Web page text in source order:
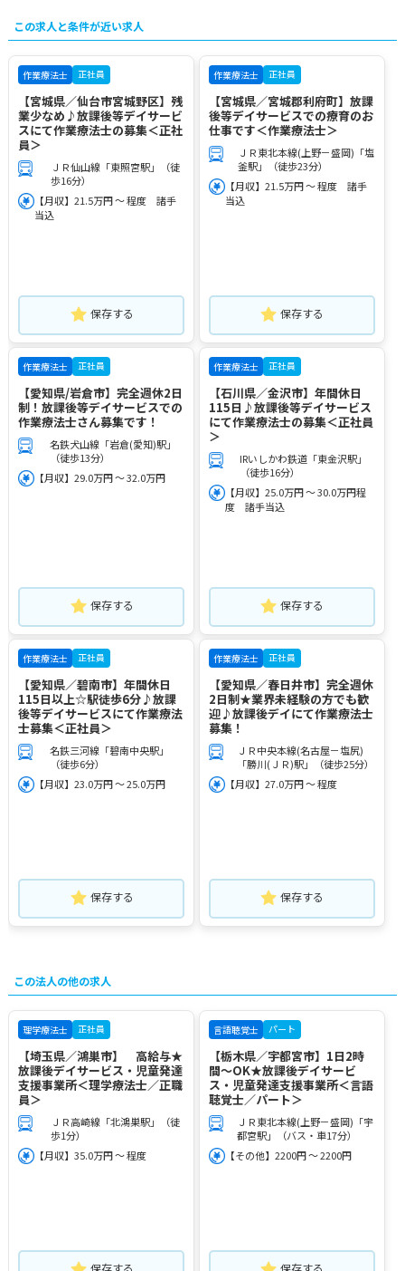
この求人と条件が近い求人
作業療法士 正社員
【宮城県／仙台市宮城野区】残
業少なめ♪放課後等デイサービ
スにて作業療法士の募集＜正社
員＞
ＪＲ仙山線「東照宮駅」（徒
歩16分）
【月収】21.5万円 ～ 程度 諸手
当込
保存する
作業療法士 正社員
【宮城県／宮城郡利府町】放課
後等デイサービスでの療育のお
仕事です＜作業療法士＞
ＪＲ東北本線(上野－盛岡)「塩
釜駅」（徒歩23分）
【月収】21.5万円 ～ 程度 諸手
当込
保存する
作業療法士 正社員
【愛知県/岩倉市】完全週休2日
制！放課後等デイサービスでの
作業療法士さん募集です！
名鉄犬山線「岩倉(愛知)駅」
（徒歩13分）
【月収】29.0万円 ～ 32.0万円
保存する
作業療法士 正社員
【石川県／金沢市】年間休日
115日♪放課後等デイサービス
にて作業療法士の募集＜正社員
＞
IRいしかわ鉄道「東金沢駅」
（徒歩16分）
【月収】25.0万円 ～ 30.0万円程
度 諸手当込
保存する
作業療法士 正社員
【愛知県／碧南市】年間休日
115日以上☆駅徒歩6分♪放課
後等デイサービスにて作業療法
士募集＜正社員＞
名鉄三河線「碧南中央駅」
（徒歩6分）
【月収】23.0万円 ～ 25.0万円
保存する
作業療法士 正社員
【愛知県／春日井市】完全週休
2日制★業界未経験の方でも歓
迎♪放課後デイにて作業療法士
募集！
ＪＲ中央本線(名古屋－塩尻)
「勝川(ＪＲ)駅」（徒歩25分）
【月収】27.0万円 ～ 程度
保存する
この法人の他の求人
理学療法士 正社員
【埼玉県／鴻巣市】 高給与★
放課後デイサービス・児童発達
支援事業所＜理学療法士／正職
員＞
ＪＲ高崎線「北鴻巣駅」（徒
歩1分）
【月収】35.0万円 ～ 程度
保存する
言語聴覚士 パート
【栃木県／宇都宮市】1日2時
間～OK★放課後デイサービ
ス・児童発達支援事業所＜言語
聴覚士／パート＞
ＪＲ東北本線(上野－盛岡)「宇
都宮駅」（バス・車17分）
【その他】2200円 ～ 2200円
保存する